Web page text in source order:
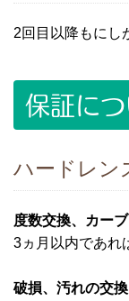
2回目以降もにし
保証に
ハードレン
度数交換、カー
3ヵ月以内であれ
破損、汚れの交換